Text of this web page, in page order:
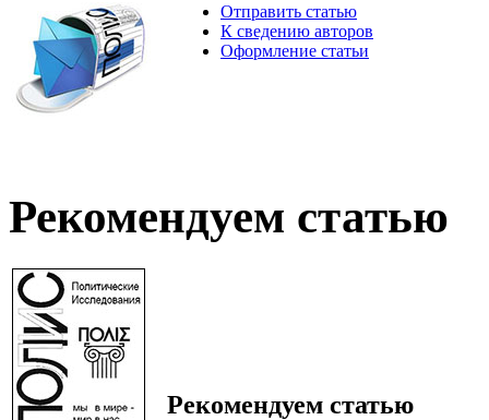
Отправить статью
К сведению авторов
Оформление статьи
Рекомендуем статью
Рекомендуем статью